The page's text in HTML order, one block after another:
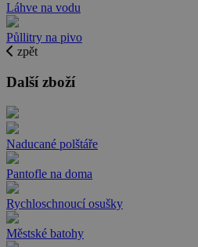
Láhve na vodu
Půllitry na pivo
zpět
Další zboží
Naducané polštáře
Pantofle na doma
Rychloschnoucí osušky
Městské batohy